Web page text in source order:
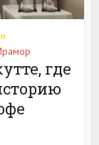
где